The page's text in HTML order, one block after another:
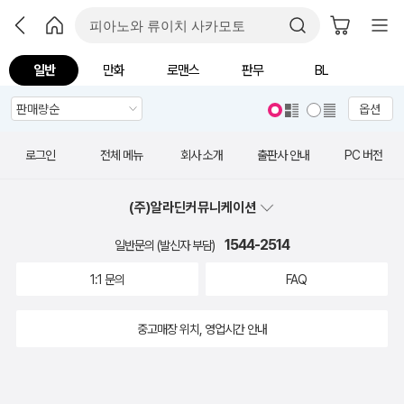
일반 만화 로맨스 판무 BL
옵션
로그인 전체 메뉴 회사 소개 출판사 안내 PC 버전
(주)알라딘커뮤니케이션
일반문의 (발신자 부담) 1544-2514
1:1 문의 FAQ
중고매장 위치, 영업시간 안내